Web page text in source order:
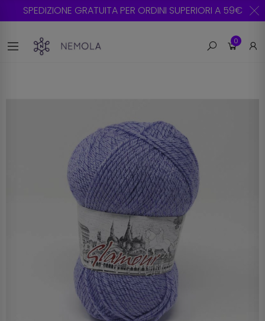
SPEDIZIONE GRATUITA PER ORDINI SUPERIORI A 59€
0